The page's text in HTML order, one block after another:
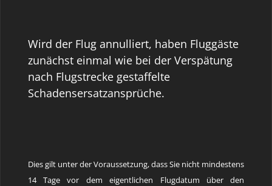
Wird der Flug annulliert, haben Fluggäste
zunächst einmal wie bei der Verspätung
nach Flugstrecke gestaffelte
Schadensersatzansprüche.
Dies gilt unter der Voraussetzung, dass Sie nicht mindestens
14 Tage vor dem eigentlichen Flugdatum über den